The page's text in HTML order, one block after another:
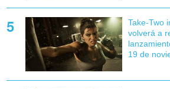
Take-Two
volverá a
19 de